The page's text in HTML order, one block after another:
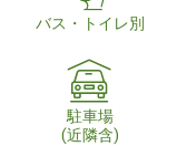
バス・トイレ別
駐車場
(近隣含)